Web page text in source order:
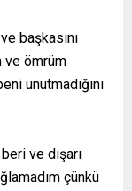
başkasını
ve ömrüm
unutmadığını
ve dışarı
çünkü